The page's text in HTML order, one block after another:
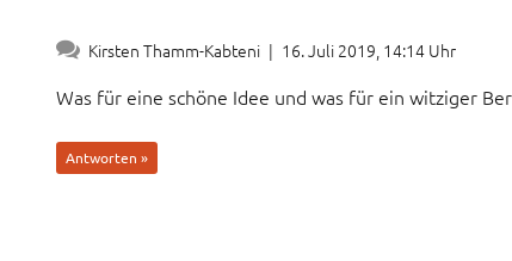
Kirsten Thamm-Kabteni | 16. Juli 2019, 14:14 Uhr
Was für eine schöne Idee und was für ein witziger
Antworten »